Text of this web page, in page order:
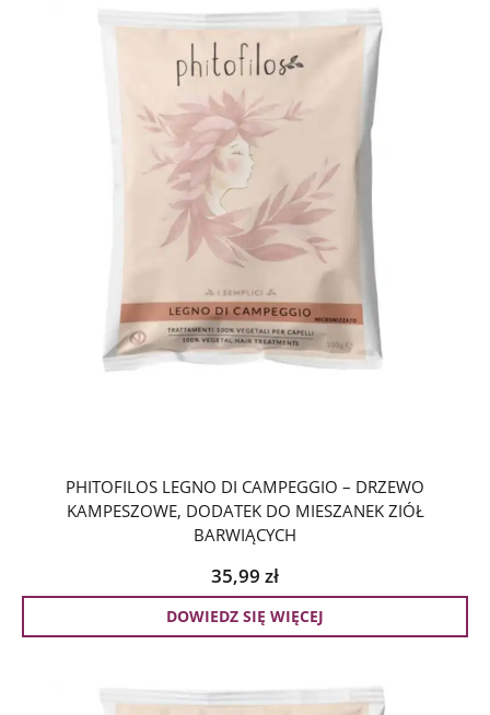
PHITOFILOS LEGNO DI CAMPEGGIO – DRZEWO
KAMPESZOWE, DODATEK DO MIESZANEK ZIÓŁ
BARWIĄCYCH
35,99 zł
DOWIEDZ SIĘ WIĘCEJ